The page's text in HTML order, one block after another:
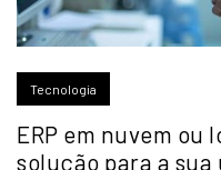
Tecnologia
ERP em nuvem ou
solução para a